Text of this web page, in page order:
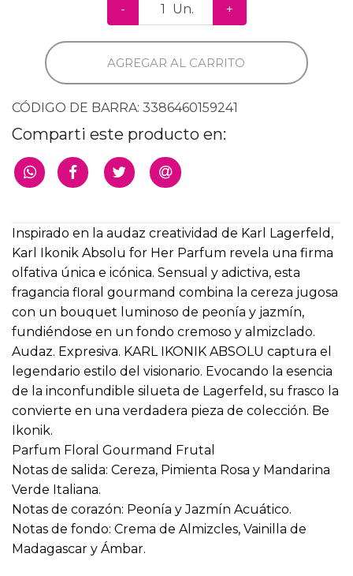
-
Un. +
AGREGAR AL CARRITO
CÓDIGO DE BARRA: 3386460159241
Comparti este producto en:
Inspirado en la audaz creatividad de Karl Lagerfeld,
Karl Ikonik Absolu for Her Parfum revela una firma
olfativa única e icónica. Sensual y adictiva, esta
fragancia floral gourmand combina la cereza jugosa
con un bouquet luminoso de peonía y jazmín,
fundiéndose en un fondo cremoso y almizclado.
Audaz. Expresiva. KARL IKONIK ABSOLU captura el
legendario estilo del visionario. Evocando la esencia
de la inconfundible silueta de Lagerfeld, su frasco la
convierte en una verdadera pieza de colección. Be
Ikonik.
Parfum Floral Gourmand Frutal
Notas de salida: Cereza, Pimienta Rosa y Mandarina
Verde Italiana.
Notas de corazón: Peonía y Jazmín Acuático.
Notas de fondo: Crema de Almizcles, Vainilla de
Madagascar y Ámbar.